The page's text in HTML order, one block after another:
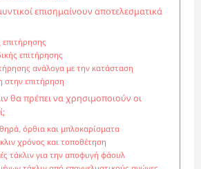
επισημαίνουν αποτελεσματικά
επιτήρησης
επιτήρησης
ανάλογα με την κατάσταση
στην επιτήρηση
θα πρέπει να χρησιμοποιούν οι
όρθια και μπλοκαρίσματα
χρόνος και τοποθέτηση
τάκλιν για την αποφυγή φάουλ